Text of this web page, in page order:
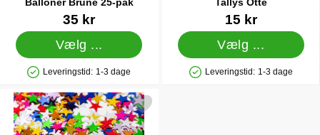
Balloner Brune 25-pak
35 kr
Vælg ...
Produkttilgængelighed: På lager
Leveringstid: 1-3 dage
Tallys Otte
15 kr
Vælg ...
Produkttilgængelighed: På lager
Leveringstid: 1-3 dage
Markér stjernekonfetti Forskellige Farver som favorit